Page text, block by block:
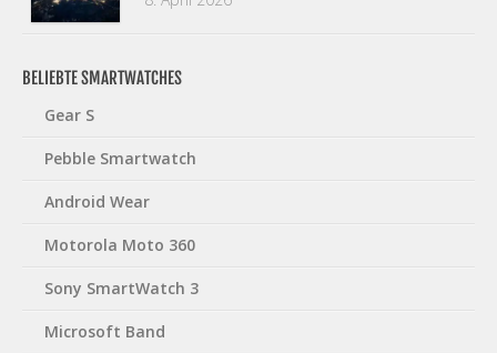
BELIEBTE SMARTWATCHES
Gear S
Pebble Smartwatch
Android Wear
Motorola Moto 360
Sony SmartWatch 3
Microsoft Band